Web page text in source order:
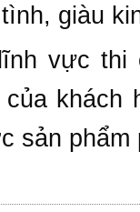
giàu
vực thi
sản